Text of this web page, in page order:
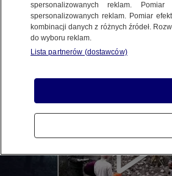
18.05.2026, 14:21
Posłuchaj artykułu
Czyta lektor AI
spersonalizowanych reklam.
spersonalizowanych reklam. Pomiar
kombinacji danych z różnych źródeł.
do wyboru reklam.
Lista partnerów (dostawców)